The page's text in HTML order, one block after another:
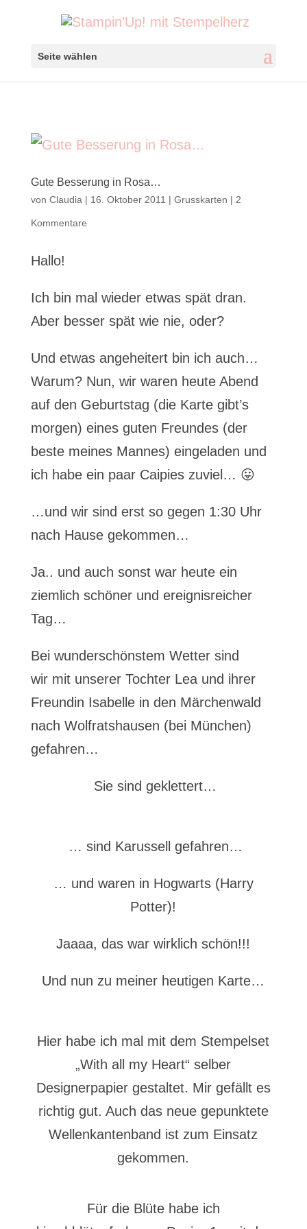
Seite wählen
Gute Besserung in Rosa…
von Claudia | 16. Oktober 2011 | Grusskarten | 2
Kommentare
Hallo!
Ich bin mal wieder etwas spät dran.
Aber besser spät wie nie, oder?
Und etwas angeheitert bin ich auch…
Warum? Nun, wir waren heute Abend
auf den Geburtstag (die Karte gibt’s
morgen) eines guten Freundes (der
beste meines Mannes) eingeladen und
ich habe ein paar Caipies zuviel… 😛
…und wir sind erst so gegen 1:30 Uhr
nach Hause gekommen…
Ja.. und auch sonst war heute ein
ziemlich schöner und ereignisreicher
Tag…
Bei wunderschönstem Wetter sind
wir mit unserer Tochter Lea und ihrer
Freundin Isabelle in den Märchenwald
nach Wolfratshausen (bei München)
gefahren…
Sie sind geklettert…
… sind Karussell gefahren…
… und waren in Hogwarts (Harry
Potter)!
Jaaaa, das war wirklich schön!!!
Und nun zu meiner heutigen Karte…
Hier habe ich mal mit dem Stempelset
„With all my Heart“ selber
Designerpapier gestaltet. Mir gefällt es
richtig gut. Auch das neue gepunktete
Wellenkantenband ist zum Einsatz
gekommen.
Für die Blüte habe ich